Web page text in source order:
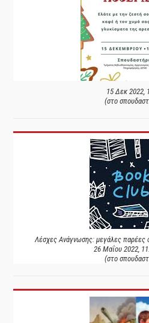
15 Δεκ 2022,
(στο
Λέσχες Ανάγνωσης: μεγάλες παρέες
26 Μαΐου 2022,
(στο